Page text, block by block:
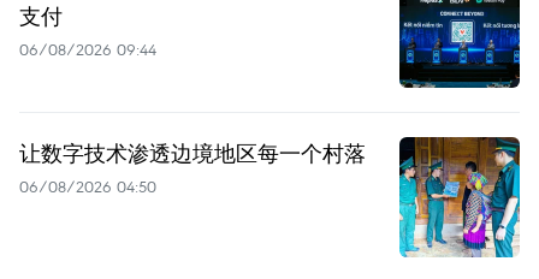
支付
06/08/2026 09:44
让数字技术渗透边境地区每一个村落
06/08/2026 04:50